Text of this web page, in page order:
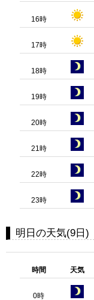
16時
17時
18時
19時
20時
21時
22時
23時
明日の天気(9日)
時間 天気
0時